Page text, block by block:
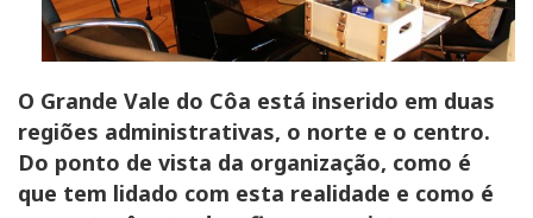
O Grande Vale do Côa está inserido em duas
regiões administrativas, o norte e o centro.
Do ponto de vista da organização, como é
que tem lidado com esta realidade e como é